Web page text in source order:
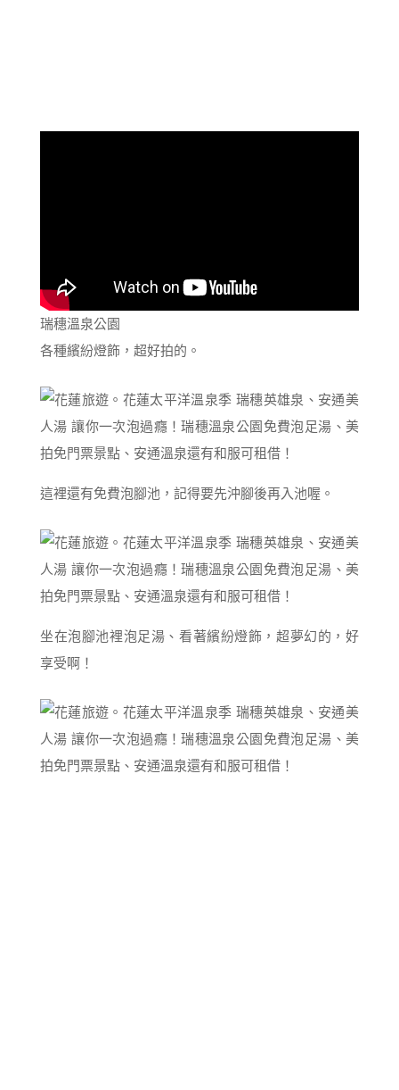
瑞穗溫泉公園
各種繽紛燈飾，超好拍的。
這裡還有免費泡腳池，記得要先沖腳後再入池喔。
坐在泡腳池裡泡足湯、看著繽紛燈飾，超夢幻的，好
享受啊！